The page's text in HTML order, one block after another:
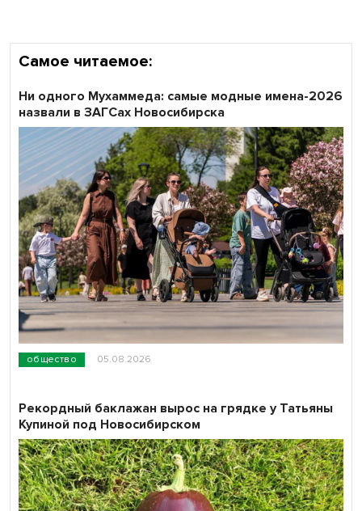
Самое читаемое:
общество 05.08.2026
Ни одного Мухаммеда: самые модные имена-2026
назвали в ЗАГСах Новосибирска
Рекордный баклажан вырос на грядке у Татьяны
Купиной под Новосибирском